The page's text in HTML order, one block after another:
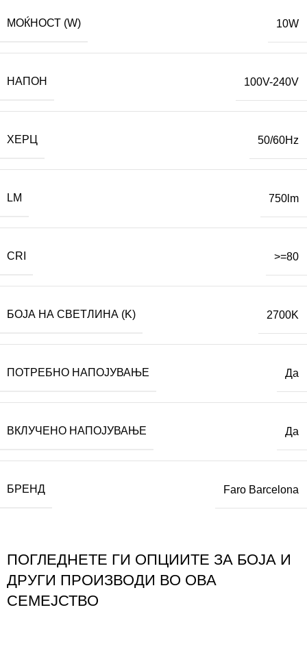
МОЌНОСТ (W) 10W
НАПОН 100V-240V
ХЕРЦ 50/60Hz
LM 750lm
CRI >=80
БОЈА НА СВЕТЛИНА (K) 2700K
ПОТРЕБНО НАПОЈУВАЊЕ Да
ВКЛУЧЕНО НАПОЈУВАЊЕ Да
БРЕНД Faro Barcelona
ПОГЛЕДНЕТЕ ГИ ОПЦИИТЕ ЗА БОЈА И
ДРУГИ ПРОИЗВОДИ ВО ОВА
СЕМЕЈСТВО